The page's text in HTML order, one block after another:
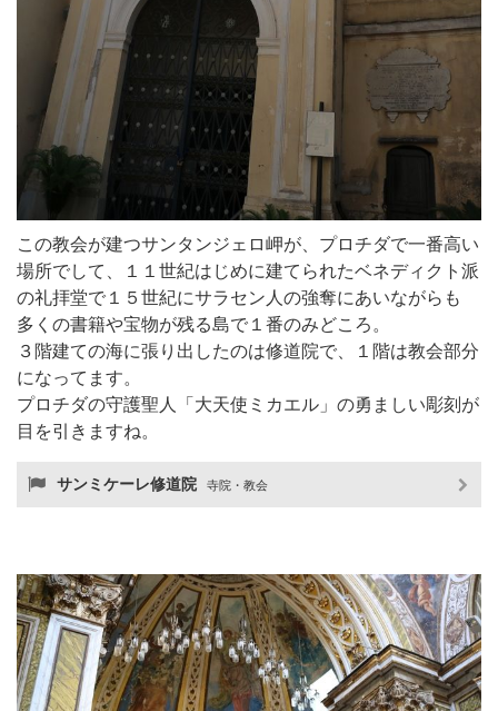
この教会が建つサンタンジェロ岬が、プロチダで一番高い
場所でして、１１世紀はじめに建てられたベネディクト派
の礼拝堂で１５世紀にサラセン人の強奪にあいながらも
多くの書籍や宝物が残る島で１番のみどころ。
３階建ての海に張り出したのは修道院で、１階は教会部分
になってます。
プロチダの守護聖人「大天使ミカエル」の勇ましい彫刻が
目を引きますね。
サンミケーレ修道院 寺院・教会